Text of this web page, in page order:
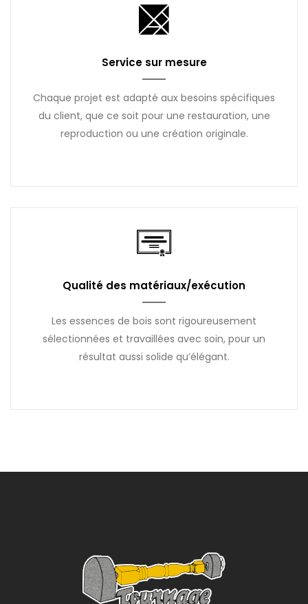
Service sur mesure
Chaque projet est adapté aux besoins spécifiques
du client, que ce soit pour une restauration, une
reproduction ou une création originale.
Qualité des matériaux/exécution
Les essences de bois sont rigoureusement
sélectionnées et travaillées avec soin, pour un
résultat aussi solide qu’élégant.